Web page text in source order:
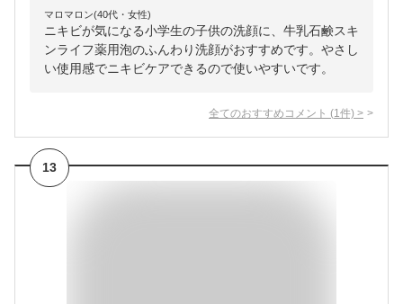
マロマロン(40代・女性)
ニキビが気になる小学生の子供の洗顔に、牛乳石鹸スキ
ンライフ薬用泡のふんわり洗顔がおすすめです。やさし
い使用感でニキビケアできるので使いやすいです。
全てのおすすめコメント (1 件) >
13